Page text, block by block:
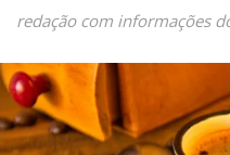
redação com informações